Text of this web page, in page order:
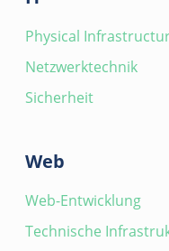
Physical
Netzwerktechnik
Sicherheit
Web
Web-Entwicklung
Technische